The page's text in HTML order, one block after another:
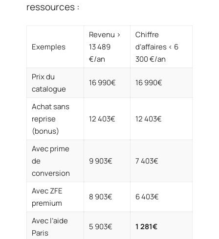
ressources :
Exemples
Revenu >
13 489
€/an
Chiffre
d’affaires < 6
300 €/an
Prix du
catalogue
16 990€ 16 990€
Achat sans
reprise
(bonus)
12 403€ 12 403€
Avec prime
de
conversion
9 903€ 7 403€
Avec ZFE
premium
8 903€ 6 403€
Avec l’aide
Paris
5 903€ 1 281€